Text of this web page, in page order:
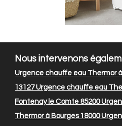
Nous intervenons
Urgence chauffe eau Thermor
13127Urgence chauffe eau
Fontenay le Comte 85200
Thermor à Bourges 18000